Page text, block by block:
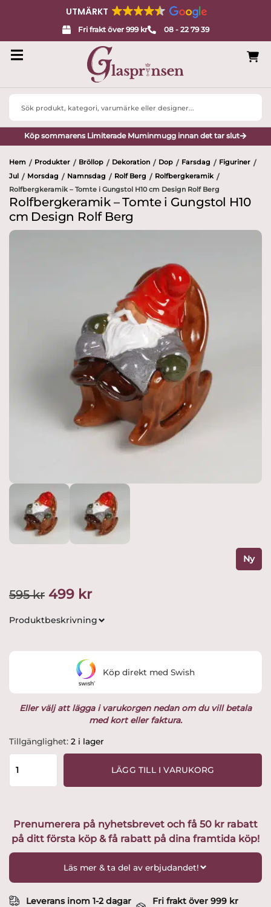
UTMÄRKT
Fri frakt över 999 kr 08 - 22 79 39
Search
Köp sommarens Limiterade Muminmugg innan det tar slut
Hem / Produkter / Bröllop / Dekoration / Dop / Farsdag / Figuriner /
Jul / Morsdag / Namnsdag / Rolf Berg / Rolfbergkeramik /
Rolfbergkeramik – Tomte i Gungstol H10 cm Design Rolf Berg
Rolfbergkeramik – Tomte i Gungstol H10
cm Design Rolf Berg
Ny
595kr Det
ursprungliga
595 kr.
499 krDet
nuvarande
är:
499 kr.
Produktbeskrivning
Eller välj att lägga i varukorgen nedan om du vill betala
med kort eller faktura.
Tillgänglighet: 2 i lager
Rolfbergkeramik
-
Tomte
Gungstol
Design
Rolf
LÄGG TILL I VARUKORG
Köp direkt med Swish
Prenumerera på nyhetsbrevet och få 50 kr rabatt
på ditt första köp & få rabatt på dina framtida köp!
Läs mer & ta del av erbjudandet!
Leverans inom 1-2 dagar
Fri frakt över 999 kr